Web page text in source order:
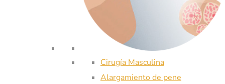
Cirugía Masculina
Alargamiento de pene